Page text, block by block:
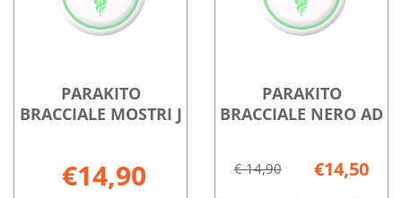
PARAKITO
BRACCIALE MOSTRI J
€14,90
PARAKITO
BRACCIALE NERO AD
€ 14,90 €14,50